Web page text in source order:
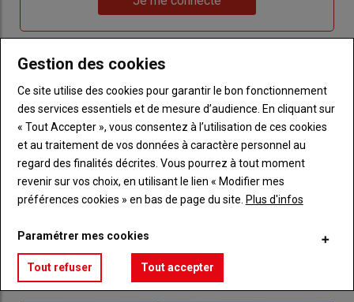
de
me
Sous-
titre
Vous n'êtes pas abonné(e)
TITRE CRÉEZ UN COMPTE
BodyChoisissez votre formule et créez votre
compte pour accéder à tout Réussir Agri72
Lien Créez un compte
LES PLUS LUS
Gestion des cookies
Ce site utilise des cookies pour garantir le bon fonctionnement
des services essentiels et de mesure d’audience. En cliquant sur
« Tout Accepter », vous consentez à l’utilisation de ces cookies
et au traitement de vos données à caractère personnel au
regard des finalités décrites. Vous pourrez à tout moment
revenir sur vos choix, en utilisant le lien « Modifier mes
préférences cookies » en bas de page du site. Plus d'infos
Paramétrer mes cookies
Tout refuser Tout accepter